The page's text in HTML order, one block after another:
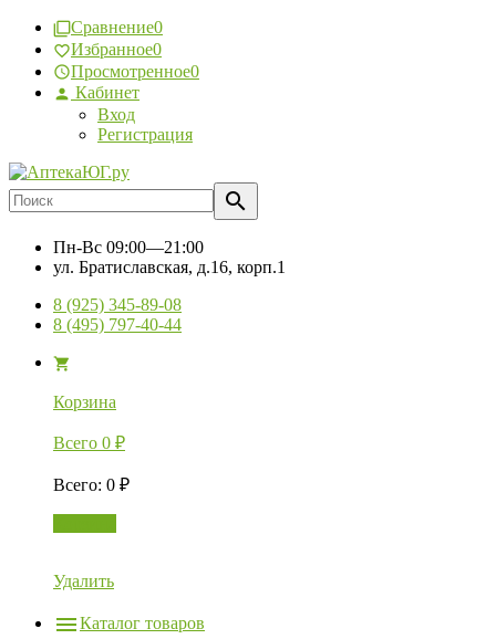
Сравнение0
Избранное0
Просмотренное0
Кабинет
Вход
Регистрация
Пн-Вс 09:00—21:00
ул. Братиславская, д.16, корп.1
8 (925) 345-89-08
8 (495) 797-40-44
Корзина
Всего 0 ₽
Всего: 0 ₽
Удалить
Каталог товаров